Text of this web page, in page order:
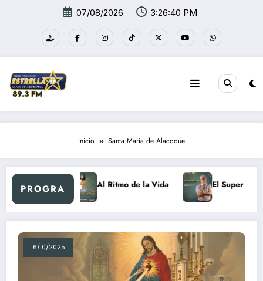
07/08/2026 3:26:40 PM
Inicio Santa María de Alacoque
PROGRA
día Retro Al Ritmo de la Vida El Super
16/10/2025